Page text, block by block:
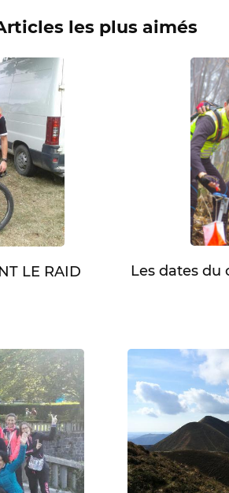
les plus aimés
LE RAID
Les dates du